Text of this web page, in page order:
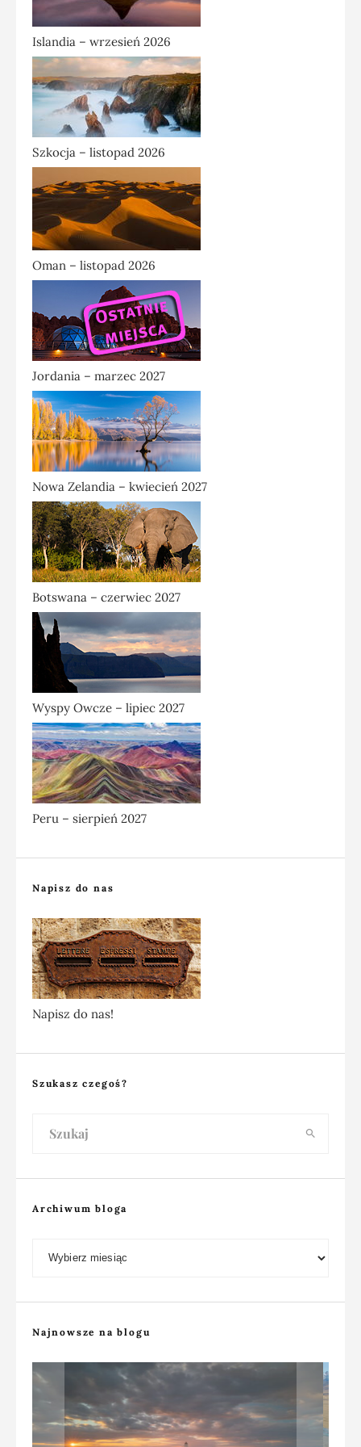
Islandia – wrzesień 2026
Szkocja – listopad 2026
Oman – listopad 2026
Jordania – marzec 2027
Nowa Zelandia – kwiecień 2027
Botswana – czerwiec 2027
Wyspy Owcze – lipiec 2027
Peru – sierpień 2027
Napisz do nas
Napisz do nas!
Szukasz czegoś?
Archiwum bloga
Najnowsze na blogu